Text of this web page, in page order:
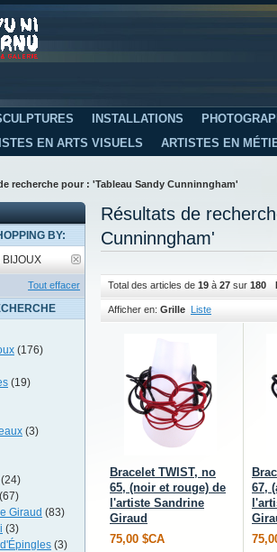
INSTALLATIONS
EN ARTS VISUELS ARTISTES EN
recherche pour : 'Tableau Sandy Cunninngham'
Résultats de
Cunninngham'
Total des articles de 19 à 27 sur 180
Afficher en: Grille Liste
Bracelet TWIST, no
65, (noir et rouge) de
l'artiste Sandrine
Giraud
75,00 $CA
67,
BY:
BIJOUX
Tout effacer
(176)
(19)
(3)
(24)
(67)
Giraud (83)
(3)
(3)